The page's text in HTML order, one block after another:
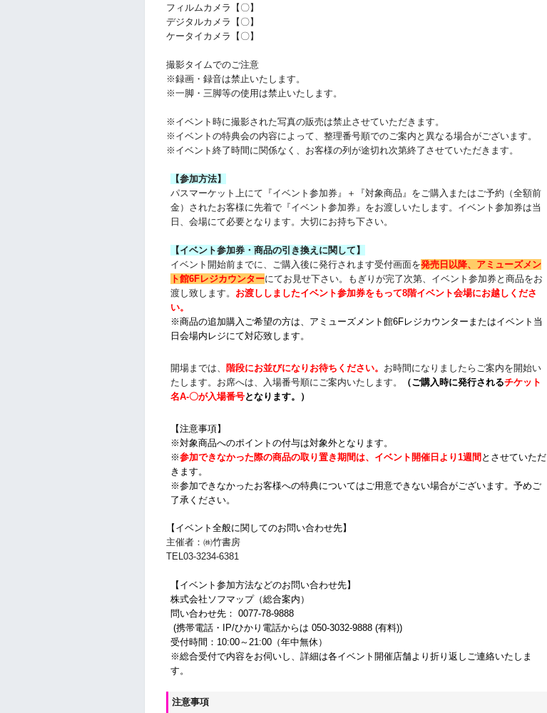
フィルムカメラ【〇】
デジタルカメラ【〇】
ケータイカメラ【〇】
撮影タイムでのご注意
※録画・録音は禁止いたします。
※一脚・三脚等の使用は禁止いたします。
※イベント時に撮影された写真の販売は禁止させていただきます。
※イベントの特典会の内容によって、整理番号順でのご案内と異なる場合がございます。
※イベント終了時間に関係なく、お客様の列が途切れ次第終了させていただきます。
【参加方法】
パスマーケット上にて『イベント参加券』＋『対象商品』をご購入またはご予約（全額前
金）されたお客様に先着で『イベント参加券』をお渡しいたします。イベント参加券は当
日、会場にて必要となります。大切にお持ち下さい。
【イベント参加券・商品の引き換えに関して】
イベント開始前までに、ご購入後に発行されます受付画面を発売日以降、アミューズメン
ト館6Fレジカウンターにてお見せ下さい。もぎりが完了次第、イベント参加券と商品をお
渡し致します。 お渡ししましたイベント参加券をもって8階イベント会場にお越しくださ
い。
※商品の追加購入ご希望の方は、 アミューズメント館6Fレジカウンターまたはイベント当
日会場内レジにて対応致します。
開場までは、 階段にお並びになりお待ちください。 お時間になりましたらご案内を開始い
たします。お席へは、入場番号順にご案内いたします。
（ご購入時に発行されるチケット
名A-〇が入場番号となります。）
【注意事項】
※対象商品へのポイントの付与は対象外となります。
※参加できなかった際の商品の取り置き期間は、イベント開催日より1週間とさせていただ
きます。
※参加できなかったお客様への特典についてはご用意できない場合がございます。 予めご
了承ください。
【イベント全般に関してのお問い合わせ先】
主催者：㈱竹書房
TEL03-3234-6381
【イベント参加方法などのお問い合わせ先】
株式会社ソフマップ（総合案内）
問い合わせ先： 0077-78-9888
(携帯電話・IP/ひかり電話からは 050-3032-9888 (有料))
受付時間：10:00～21:00（年中無休）
※総合受付で内容をお伺いし、詳細は各イベント開催店舗より折り返しご連絡いたしま
す。
注意事項